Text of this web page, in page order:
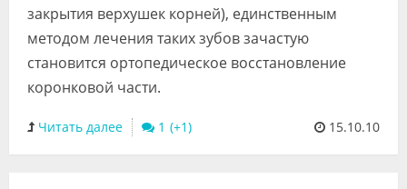
закрытия верхушек корней), единственным
методом лечения таких зубов зачастую
становится ортопедическое восстановление
коронковой части.
Читать далее 1 15.10.10